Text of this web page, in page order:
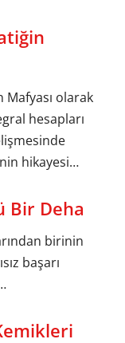
Mafyası olarak
hesapları
hikayesi…
Bir Deha
birinin
başarı